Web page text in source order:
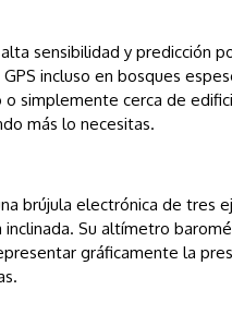
sensibilidad y
incluso en bosques
simplemente cerca de
más lo necesitas.
brújula electrónica de tres
Su altímetro
gráficamente la